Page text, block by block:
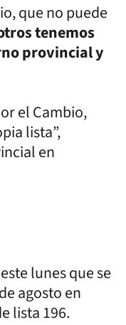
que no puede
tenemos
provincial y
el Cambio,
lista”,
en
lunes que se
agosto en
lista 196.